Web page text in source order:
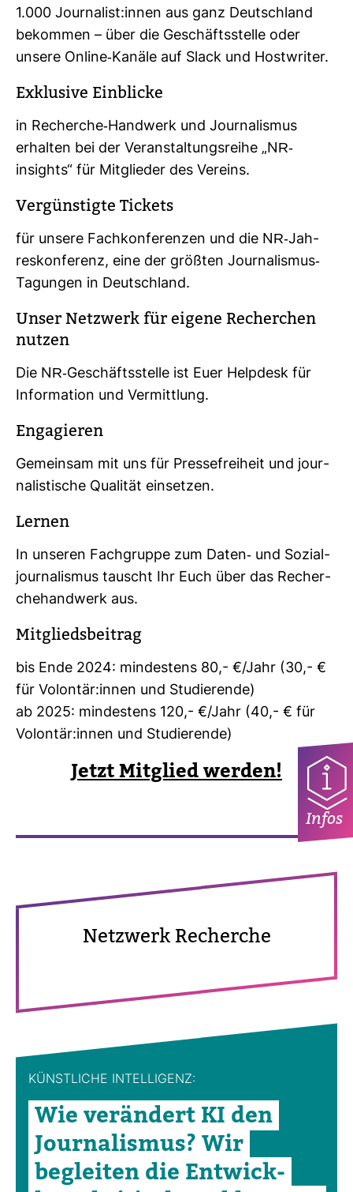
1.000 Jour­na­list:innen aus ganz Deutsch­land
bekommen – über die Geschäfts­stelle oder
unsere Online-​Kanäle auf Slack und Host­writer.
Exklu­sive Ein­blicke
in Recherche-​Hand­werk und Jour­na­lismus
erhalten bei der Ver­an­stal­tungs­reihe „NR-​
insights“ für Mit­glieder des Ver­eins.
Ver­güns­tigte Tickets
für unsere Fach­kon­fe­renzen und die NR-​Jah­
res­kon­fe­renz, eine der größten Jour­na­lismus-​
Tagungen in Deutsch­land.
Unser Netz­werk für eigene Recher­chen
nutzen
Die NR-​Geschäfts­stelle ist Euer Helpdesk für
Infor­ma­tion und Ver­mitt­lung.
Enga­gieren
Gemeinsam mit uns für Pres­se­frei­heit und jour­
na­lis­ti­sche Qua­lität ein­setzen.
Lernen
In unseren Fach­gruppe zum Daten-​ und Sozi­al­
jour­na­lismus tauscht Ihr Euch über das Recher­
che­hand­werk aus.
Mit­glieds­bei­trag
bis Ende 2024: min­des­tens 80,- €/Jahr (30,- €
für Volontär:innen und Stu­die­rende)
ab 2025: min­des­tens 120,- €/Jahr (40,- € für
Volontär:innen und Stu­die­rende)
Jetzt Mit­glied werden!
Infos
Netz­werk Recherche
KÜNST­LICHE INTEL­LI­GENZ:
Wie ver­än­dert KI den
Jour­na­lismus? Wir
begleiten die Ent­wick­